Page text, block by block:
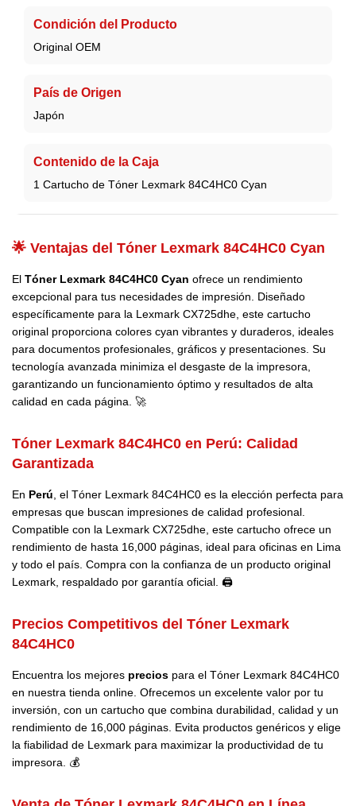
Condición del Producto
Original OEM
País de Origen
Japón
Contenido de la Caja
1 Cartucho de Tóner Lexmark 84C4HC0 Cyan
🌟 Ventajas del Tóner Lexmark 84C4HC0 Cyan
El Tóner Lexmark 84C4HC0 Cyan ofrece un rendimiento
excepcional para tus necesidades de impresión. Diseñado
específicamente para la Lexmark CX725dhe, este cartucho
original proporciona colores cyan vibrantes y duraderos, ideales
para documentos profesionales, gráficos y presentaciones. Su
tecnología avanzada minimiza el desgaste de la impresora,
garantizando un funcionamiento óptimo y resultados de alta
calidad en cada página. 🚀
Tóner Lexmark 84C4HC0 en Perú: Calidad
Garantizada
En Perú , el Tóner Lexmark 84C4HC0 es la elección perfecta para
empresas que buscan impresiones de calidad profesional.
Compatible con la Lexmark CX725dhe, este cartucho ofrece un
rendimiento de hasta 16,000 páginas, ideal para oficinas en Lima
y todo el país. Compra con la confianza de un producto original
Lexmark, respaldado por garantía oficial. 🖨️
Precios Competitivos del Tóner Lexmark
84C4HC0
Encuentra los mejores precios para el Tóner Lexmark 84C4HC0
en nuestra tienda online. Ofrecemos un excelente valor por tu
inversión, con un cartucho que combina durabilidad, calidad y un
rendimiento de 16,000 páginas. Evita productos genéricos y elige
la fiabilidad de Lexmark para maximizar la productividad de tu
impresora. 💰